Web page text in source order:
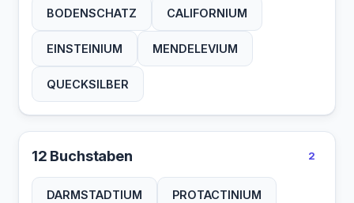
BODENSCHATZ CALIFORNIUM
EINSTEINIUM MENDELEVIUM
QUECKSILBER
12 Buchstaben 2
DARMSTADTIUM PROTACTINIUM